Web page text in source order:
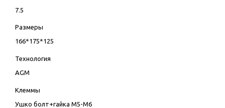
7.5
Размеры
166*175*125
Технология
AGM
Клеммы
Ушко болт+гайка М5-М6